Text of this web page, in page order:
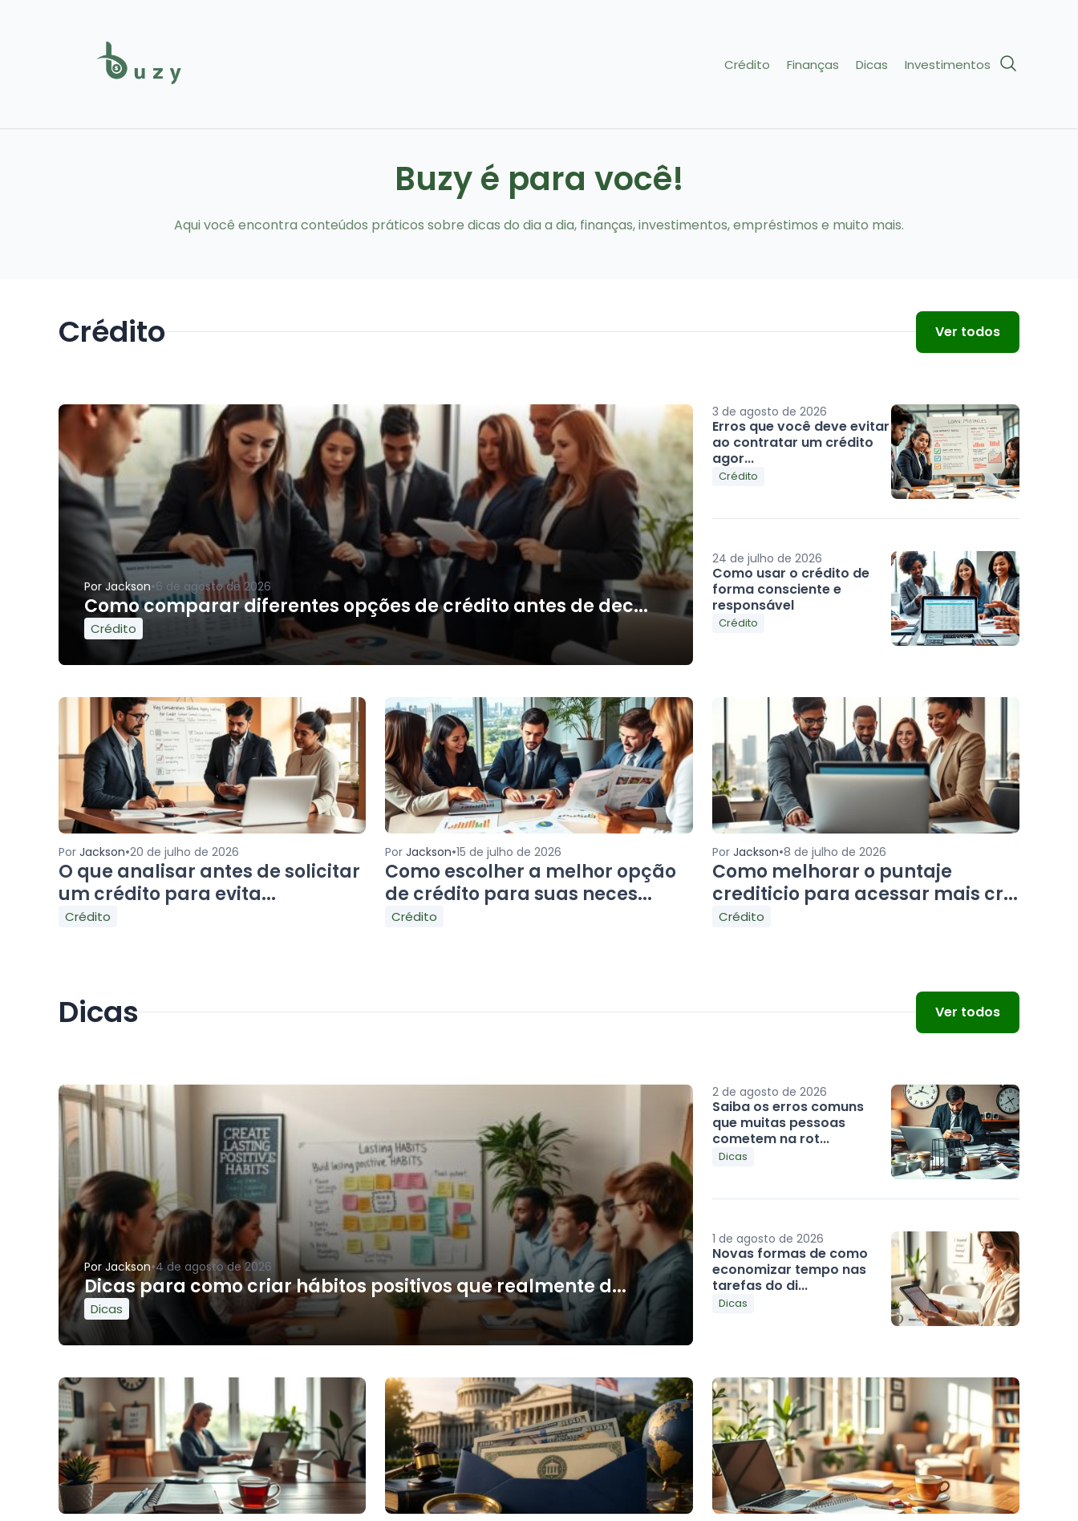
Crédito Finanças Dicas Investimentos
Buzy é para você!
Aqui você encontra conteúdos práticos sobre dicas do dia a dia, finanças, investimentos, empréstimos e muito mais.
Crédito Ver todos
Por Jackson•6 de agosto de 2026
Como comparar diferentes opções de crédito antes de dec...
Crédito
3 de agosto de 2026
Erros que você deve evitar
ao contratar um crédito
agor...
Crédito
24 de julho de 2026
Como usar o crédito de
forma consciente e
responsável
Crédito
Por Jackson•20 de julho de 2026
O que analisar antes de solicitar
um crédito para evita...
Crédito
PorJackson•15 de julho de 2026
Como escolher a melhor opção
de crédito para suas neces...
Crédito
Por Jackson•8 de julho de 2026
Como melhorar o puntaje
crediticio para acessar mais cr...
Crédito
Dicas Ver todos
Por Jackson•4 de agosto de 2026
Dicas para como criar hábitos positivos que realmente d...
Dicas
2 de agosto de 2026
Saiba os erros comuns
que muitas pessoas
cometem na rot...
Dicas
1 de agosto de 2026
Novas formas de como
economizar tempo nas
tarefas do di...
Dicas